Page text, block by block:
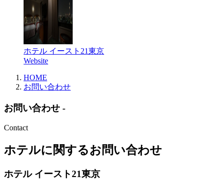
ホテル イースト21東京
Website
HOME
お問い合わせ
お問い合わせ -
Contact
ホテルに関するお問い合わせ
ホテル イースト21東京